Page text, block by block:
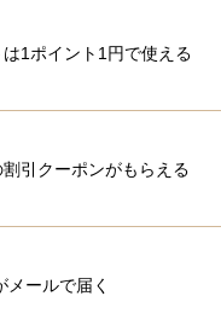
1ポイント1円で使える
引クーポンがもらえる
メールで届く